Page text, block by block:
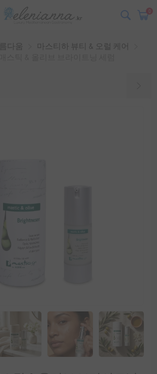
0
다움
마스티하 뷰티 & 오럴 케어